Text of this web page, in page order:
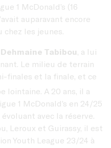
1 McDonald’s (16
auparavant encore
chez les jeunes.
Dehmaine Tabibou, a lui
Le milieu de terrain
finales et la finale, et ce
lointaine. A 20 ans, il a
1 McDonald’s en 24/25
avec la réserve.
Leroux et Guirassy, il est
Youth League 23/24 à